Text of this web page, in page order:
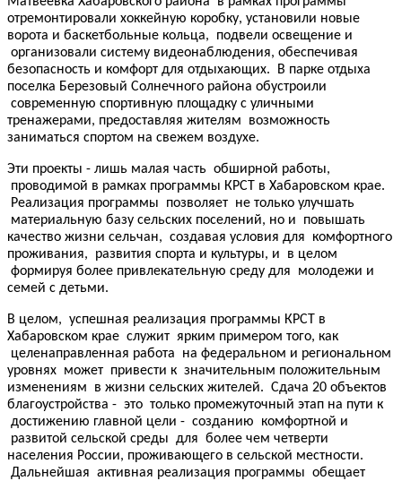
отремонтировали хоккейную коробку, установили новые
ворота и баскетбольные кольца, подвели освещение и
организовали систему видеонаблюдения, обеспечивая
безопасность и комфорт для отдыхающих. В парке отдыха
поселка Березовый Солнечного района обустроили
современную спортивную площадку с уличными
тренажерами, предоставляя жителям возможность
заниматься спортом на свежем воздухе.
Эти проекты - лишь малая часть обширной работы,
проводимой в рамках программы КРСТ в Хабаровском крае.
Реализация программы позволяет не только улучшать
материальную базу сельских поселений, но и повышать
качество жизни сельчан, создавая условия для комфортного
проживания, развития спорта и культуры, и в целом
формируя более привлекательную среду для молодежи и
семей с детьми.
В целом, успешная реализация программы КРСТ в
Хабаровском крае служит ярким примером того, как
целенаправленная работа на федеральном и региональном
уровнях может привести к значительным положительным
изменениям в жизни сельских жителей. Сдача 20 объектов
благоустройства - это только промежуточный этап на пути к
достижению главной цели - созданию комфортной и
развитой сельской среды для более чем четверти
населения России, проживающего в сельской местности.
Дальнейшая активная реализация программы обещает